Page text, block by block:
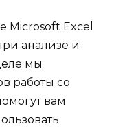
Microsoft Excel
анализе и
мы
работы со
вам